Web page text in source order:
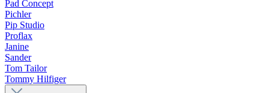
Pad Concept
Pichler
Pip Studio
Proflax
Janine
Sander
Tom Tailor
Tommy Hilfiger